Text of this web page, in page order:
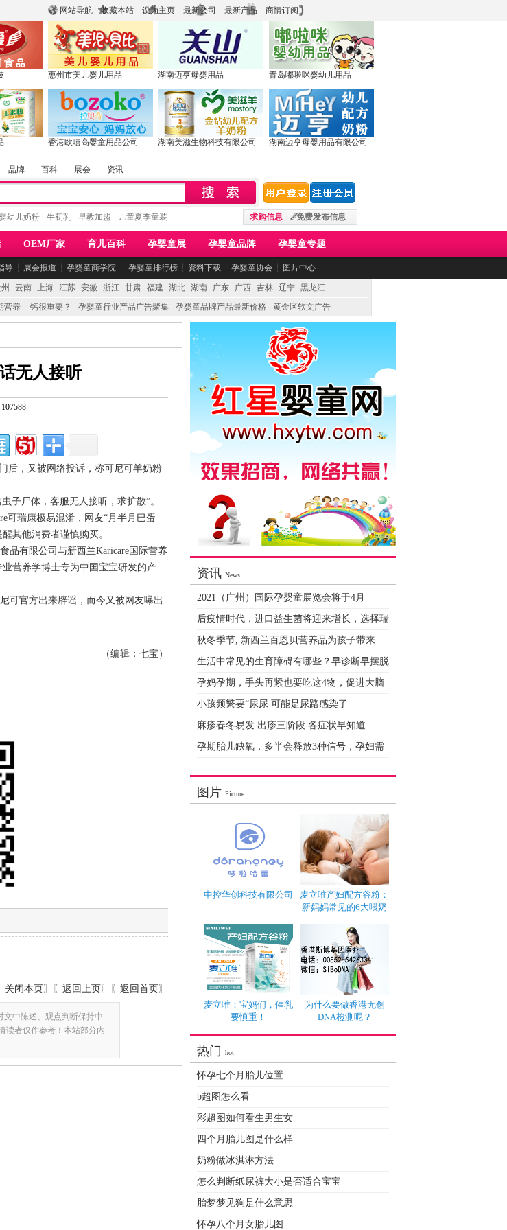
网站导航 收藏本站 设为主页 最新公司 最新产品 商情订阅
惠州市美儿婴儿用品 湖南迈亨母婴用品 青岛嘟啦咪婴幼儿用品
香港欧嘻高婴童用品公司 湖南美滋生物科技有限公司 湖南迈亨母婴用品有限公司
品牌 百科 展会 资讯
求购信息 免费发布信息
幼儿奶粉 牛初乳 早教加盟 儿童夏季童装
OEM厂家 育儿百科 孕婴童展 孕婴童品牌 孕婴童专题
导 ┆ 展会报道 ┆ 孕婴童商学院 ┆ 孕婴童排行榜 ┆ 资料下载 ┆ 孕婴童协会 ┆ 图片中心
云南 上海 江苏 安徽 浙江 甘肃 福建 湖北 湖南 广东 广西 吉林 辽宁 黑龙江
营养 -- 钙很重要？ 孕婴童行业产品广告聚集 孕婴童品牌产品最新价格 黄金区软文广告
无人接听
后，又被网络投诉，称可尼可羊奶粉
子尸体，客服无人接听，求扩散”。
可瑞康极易混淆，网友“月半月巴蛋
其他消费者谨慎购买。
品有限公司与新西兰Karicare国际营养
营养学博士专为中国宝宝研发的产
可官方出来辟谣，而今又被网友曝出
（编辑：七宝）
关闭本页〗〖 返回上页〗〖 返回首页〗
中陈述、观点判断保持中
读者仅作参考！本站部分内
资讯 News
2021（广州）国际孕婴童展览会将于4月
后疫情时代，进口益生菌将迎来增长，选择瑞
秋冬季节, 新西兰百恩贝营养品为孩子带来
生活中常见的生育障碍有哪些？早诊断早摆脱
孕妈孕期，手头再紧也要吃这4物，促进大脑
小孩频繁要“尿尿 可能是尿路感染了
麻疹春冬易发 出疹三阶段 各症状早知道
孕期胎儿缺氧，多半会释放3种信号，孕妇需
图片 Picture
中控华创科技有限公司
麦立唯产妇配方谷粉：
新妈妈常见的6大喂奶
麦立唯：宝妈们，催乳
要慎重！
为什么要做香港无创
DNA检测呢？
热门 hot
怀孕七个月胎儿位置
b超图怎么看
彩超图如何看生男生女
四个月胎儿图是什么样
奶粉做冰淇淋方法
怎么判断纸尿裤大小是否适合宝宝
胎梦梦见狗是什么意思
怀孕八个月女胎儿图